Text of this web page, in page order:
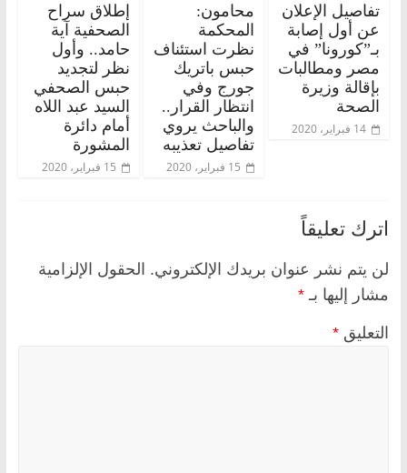
تفاصيل الإعلان
عن أول إصابة
بـ”كورونا” في
مصر ومطالبات
بإقالة وزيرة
الصحة
14 فبراير، 2020
محامون:
المحكمة
نظرت استئناف
حبس باتريك
جورج وفي
انتظار القرار..
والباحث يروي
تفاصيل تعذيبه
15 فبراير، 2020
إطلاق سراح
الصحفية آية
حامد.. وأول
نظر لتجديد
حبس الصحفي
السيد عبد اللاه
أمام دائرة
المشورة
15 فبراير، 2020
اترك تعليقاً
لن يتم نشر عنوان بريدك الإلكتروني. الحقول الإلزامية
مشار إليها بـ *
التعليق *